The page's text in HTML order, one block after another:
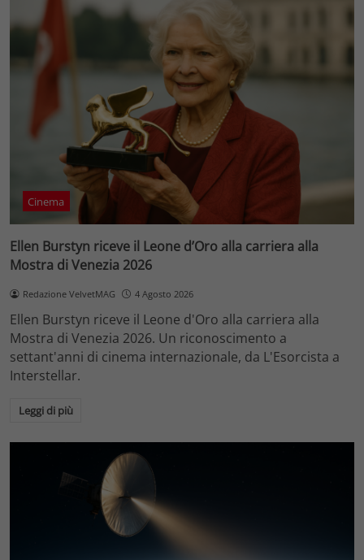
Cinema
Ellen Burstyn riceve il Leone d’Oro alla carriera alla
Mostra di Venezia 2026
Redazione VelvetMAG 4 Agosto 2026
Ellen Burstyn riceve il Leone d'Oro alla carriera alla
Mostra di Venezia 2026. Un riconoscimento a
settant'anni di cinema internazionale, da L'Esorcista a
Interstellar.
Leggi di più